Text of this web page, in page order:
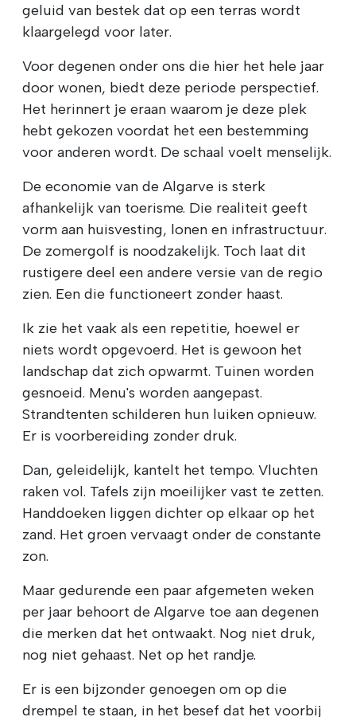
geluid van bestek dat op een terras wordt
klaargelegd voor later.
Voor degenen onder ons die hier het hele jaar
door wonen, biedt deze periode perspectief.
Het herinnert je eraan waarom je deze plek
hebt gekozen voordat het een bestemming
voor anderen wordt. De schaal voelt menselijk.
De economie van de Algarve is sterk
afhankelijk van toerisme. Die realiteit geeft
vorm aan huisvesting, lonen en infrastructuur.
De zomergolf is noodzakelijk. Toch laat dit
rustigere deel een andere versie van de regio
zien. Een die functioneert zonder haast.
Ik zie het vaak als een repetitie, hoewel er
niets wordt opgevoerd. Het is gewoon het
landschap dat zich opwarmt. Tuinen worden
gesnoeid. Menu's worden aangepast.
Strandtenten schilderen hun luiken opnieuw.
Er is voorbereiding zonder druk.
Dan, geleidelijk, kantelt het tempo. Vluchten
raken vol. Tafels zijn moeilijker vast te zetten.
Handdoeken liggen dichter op elkaar op het
zand. Het groen vervaagt onder de constante
zon.
Maar gedurende een paar afgemeten weken
per jaar behoort de Algarve toe aan degenen
die merken dat het ontwaakt. Nog niet druk,
nog niet gehaast. Net op het randje.
Er is een bijzonder genoegen om op die
drempel te staan, in het besef dat het voorbij